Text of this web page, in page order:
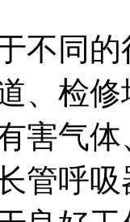
同的
、检
害气
管呼